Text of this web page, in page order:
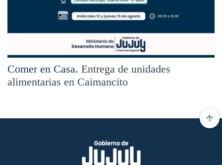
Comer en Casa. Entrega de unidades
alimentarias en Caimancito